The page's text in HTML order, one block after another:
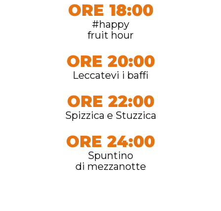
ORE 18:00
#happy
fruit hour
ORE 20:00
Leccatevi i baffi
ORE 22:00
Spizzica e Stuzzica
ORE 24:00
Spuntino
di mezzanotte